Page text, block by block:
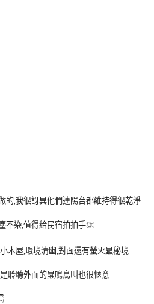
的,我很訝異他們連陽台都維持得很乾淨
不染,值得給民宿拍拍手👏
聆聽外面的蟲鳴鳥叫也很愜意